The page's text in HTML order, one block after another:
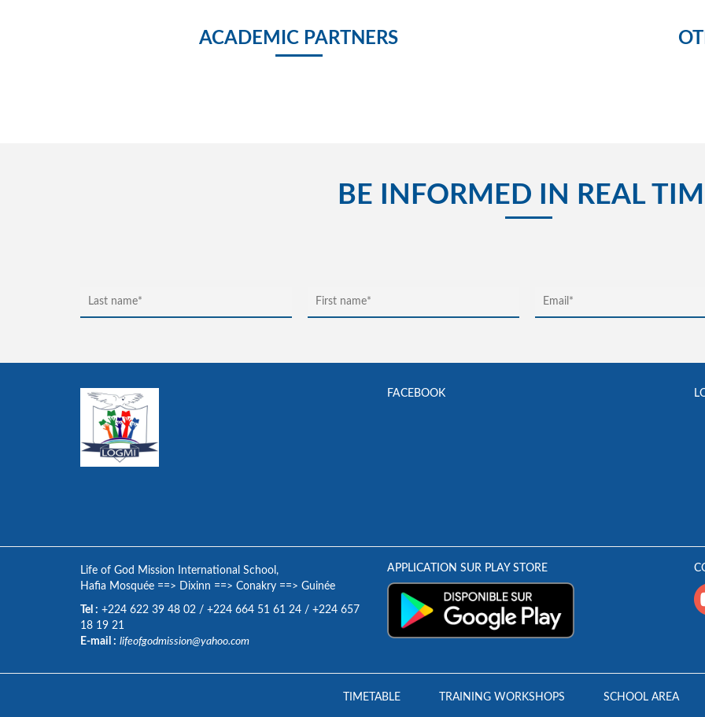
ACADEMIC PARTNERS
BE INFORMED IN REAL
FACEBOOK
Life of God Mission International School,
Hafia Mosquée ==> Dixinn ==> Conakry ==> Guinée
Tel : +224 622 39 48 02 / +224 664 51 61 24 / +224 657
18 19 21
E-mail : lifeofgodmission@yahoo.com
APPLICATION SUR PLAY STORE
TIMETABLE TRAINING WORKSHOPS SCHOOL AREA